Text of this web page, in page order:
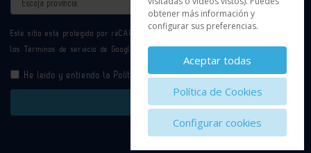
Este sitio está protegido por reCAPTCHA y se aplican la
los Términos de servicio de Google.
He leído y entiendo la Política de Privacidad
Enviar
obtener más información y
configurar sus preferencias.
Aceptar todas
Política de Cookies
Configurar cookies